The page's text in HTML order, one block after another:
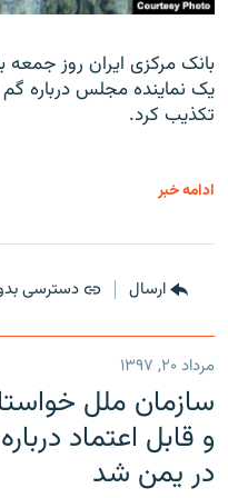
بانک مرکزی ایران روز جمعه
تکذیب کرد.
ادامه خبر
ارسال دسترسی
مرداد ۲۰, ۱۳۹۷
سازمان ملل
و قابل اعتماد
در یمن شد